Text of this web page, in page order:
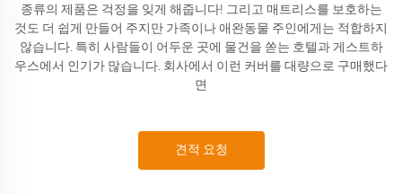
종류의 제품은 걱정을 잊게 해줍니다! 그리고 매트리스를 보호하는
것도 더 쉽게 만들어 주지만 가족이나 애완동물 주인에게는 적합하지
않습니다. 특히 사람들이 어두운 곳에 물건을 쏟는 호텔과 게스트하
우스에서 인기가 많습니다. 회사에서 이런 커버를 대량으로 구매했다
면
견적 요청